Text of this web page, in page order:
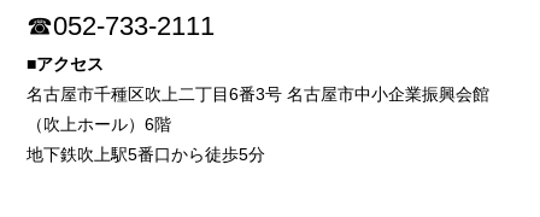
☎052-733-2111
■アクセス
名古屋市千種区吹上二丁目6番3号 名古屋市中小企業振興会館
（吹上ホール）6階
地下鉄吹上駅5番口から徒歩5分